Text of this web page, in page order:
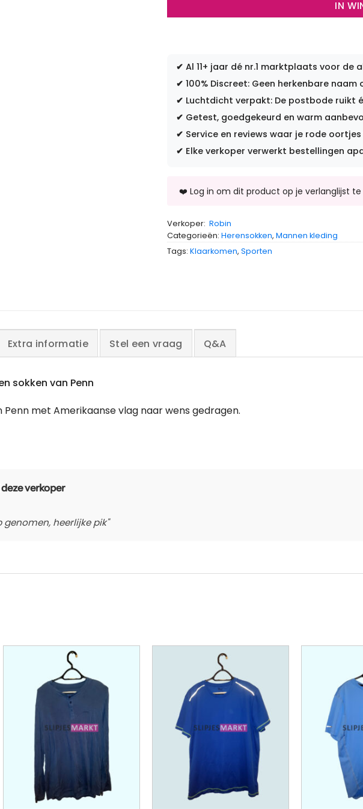
IN
✔ Al 11+ jaar dé nr.1 marktplaats voor de
✔ 100% Discreet: Geen herkenbare
✔ Luchtdicht verpakt: De postbode ruikt
✔ Getest, goedgekeurd en warm
✔ Service en reviews waar je rode
✔ Elke verkoper verwerkt bestellingen
Verkoper: Robin
Categorieën: Herensokken, Mannen kleding
Tags: Klaarkomen, Sporten
Extra informatie Stel een vraag Q&A
sokken van Penn
met Amerikaanse vlag naar wens gedragen.
verkoper
genomen, heerlijke pik"